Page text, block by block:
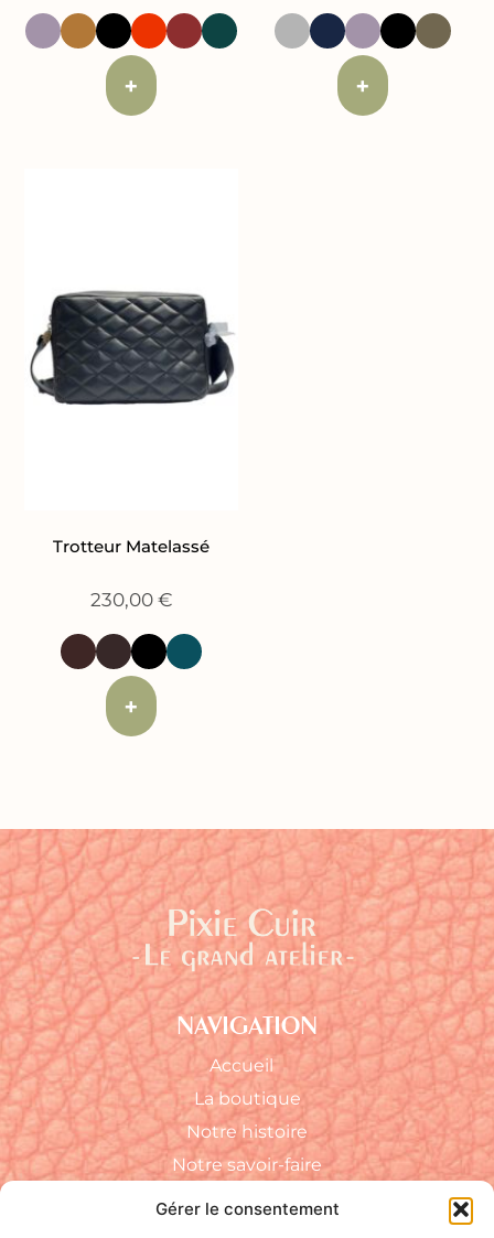
Gérer le consentement
Trotteur Matelassé
230,00€
NAVIGATION
Accueil
La boutique
Notre histoire
Notre savoir-faire